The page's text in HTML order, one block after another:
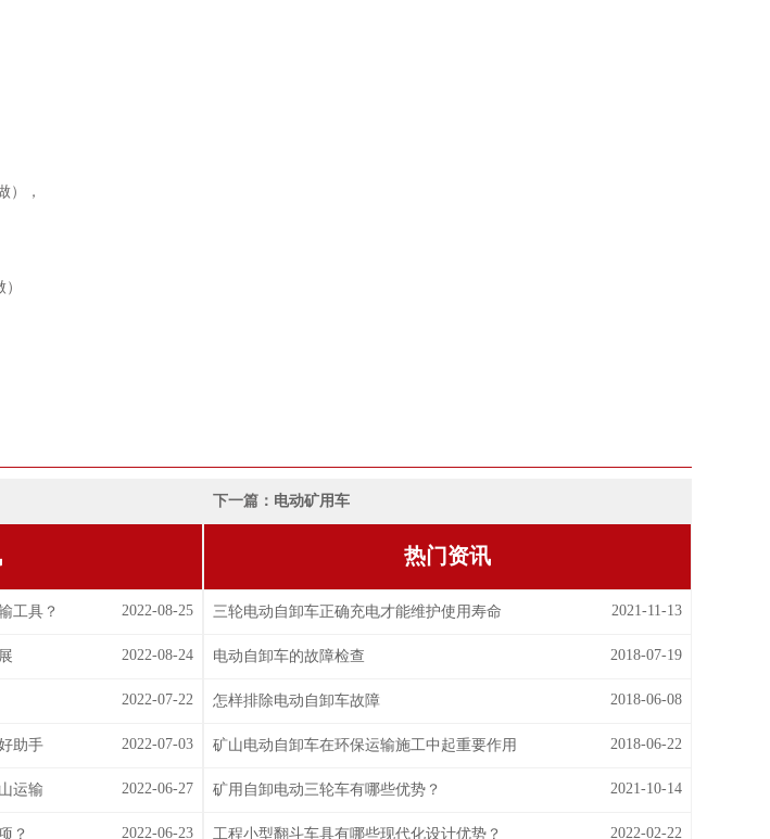
），
2022-08-25
工具？
2022-08-24
2022-07-22
2022-07-03
助手
2022-06-27
运输
2022-06-23
？
下一篇： 电动矿用车
热门资讯
2021-11-13
三轮电动自卸车正确充电才能维护使用寿命
2018-07-19
电动自卸车的故障检查
2018-06-08
怎样排除电动自卸车故障
2018-06-22
矿山电动自卸车在环保运输施工中起重要作用
2021-10-14
矿用自卸电动三轮车有哪些优势？
2022-02-22
工程小型翻斗车具有哪些现代化设计优势？